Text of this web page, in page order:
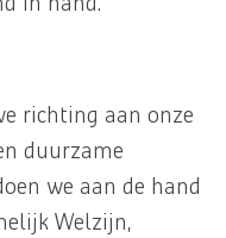
richting aan onze
duurzame
we aan de hand
Welzijn,